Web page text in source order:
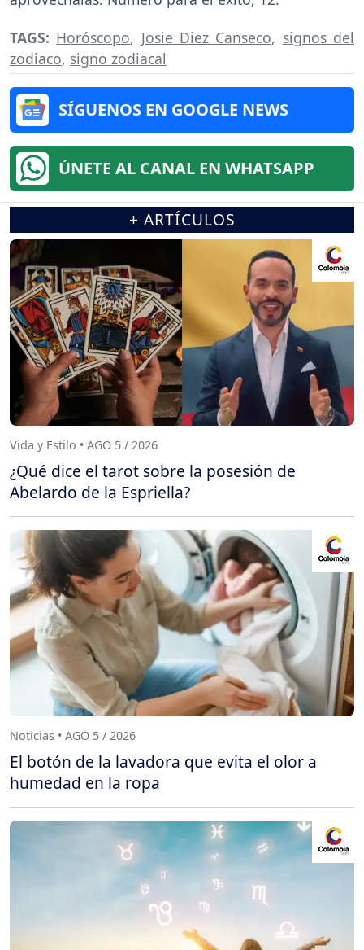
TAGS: Horóscopo, Josie Diez Canseco, signos del
zodiaco, signo zodiacal
SÍGUENOS EN GOOGLE NEWS
ÚNETE AL CANAL EN WHATSAPP
+ ARTÍCULOS
Vida y Estilo • AGO 5 / 2026
¿Qué dice el tarot sobre la posesión de
Abelardo de la Espriella?
Noticias • AGO 5 / 2026
El botón de la lavadora que evita el olor a
humedad en la ropa